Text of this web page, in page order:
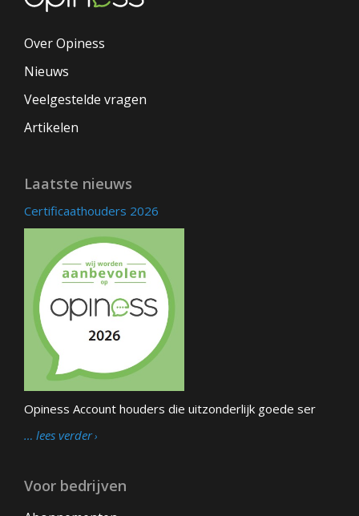
Over Opiness
Nieuws
Veelgestelde vragen
Artikelen
Laatste nieuws
Certificaathouders 2026
Opiness Account houders die uitzonderlijk goede ser
… lees verder
Voor bedrijven